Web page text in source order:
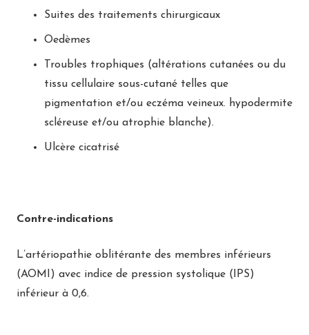
Suites des traitements chirurgicaux
Oedèmes
Troubles trophiques (altérations cutanées ou du
tissu cellulaire sous-cutané telles que
pigmentation et/ou eczéma veineux. hypodermite
scléreuse et/ou atrophie blanche).
Ulcère cicatrisé
Contre-indications
L’artériopathie oblitérante des membres inférieurs
(AOMI) avec indice de pression systolique (IPS)
inférieur à 0,6.